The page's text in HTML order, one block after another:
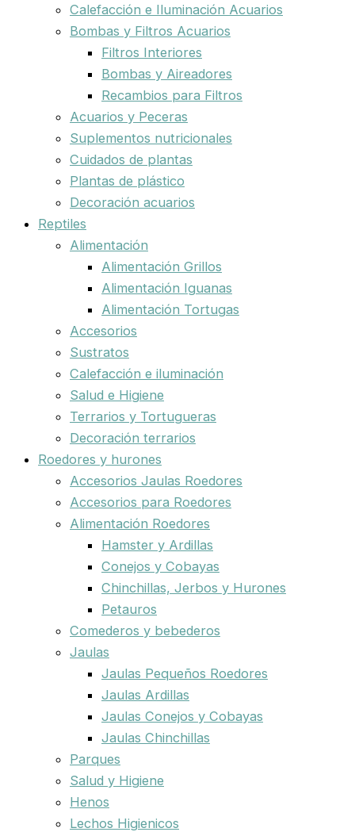
Calefacción e Iluminación Acuarios
Bombas y Filtros Acuarios
Filtros Interiores
Bombas y Aireadores
Recambios para Filtros
Acuarios y Peceras
Suplementos nutricionales
Cuidados de plantas
Plantas de plástico
Decoración acuarios
Reptiles
Alimentación
Alimentación Grillos
Alimentación Iguanas
Alimentación Tortugas
Accesorios
Sustratos
Calefacción e iluminación
Salud e Higiene
Terrarios y Tortugueras
Decoración terrarios
Roedores y hurones
Accesorios Jaulas Roedores
Accesorios para Roedores
Alimentación Roedores
Hamster y Ardillas
Conejos y Cobayas
Chinchillas, Jerbos y Hurones
Petauros
Comederos y bebederos
Jaulas
Jaulas Pequeños Roedores
Jaulas Ardillas
Jaulas Conejos y Cobayas
Jaulas Chinchillas
Parques
Salud y Higiene
Henos
Lechos Higienicos